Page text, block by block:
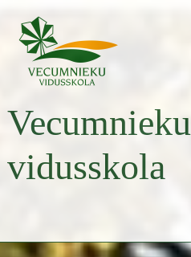
content
Vecumnieku
vidusskola